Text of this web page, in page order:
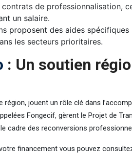
contrats de professionnalisation,
un salaire.
proposent des aides
les secteurs prioritaires.
: Un soutien
région, jouent un rôle clé dans
Fongecif, gèrent le Projet de
cadre des reconversions
financement vous pouvez